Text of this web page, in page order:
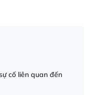
cố liên quan đến